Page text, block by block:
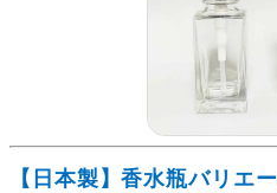
【日本製】香水瓶バリエ